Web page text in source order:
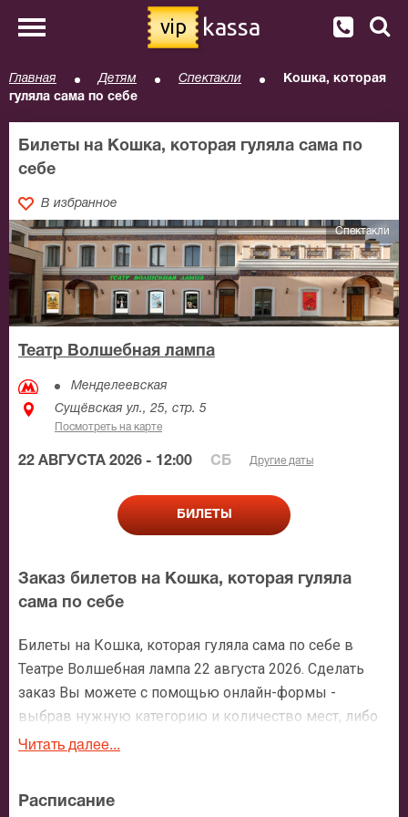
vip kassa
Главная Детям Спектакли
Кошка, которая
гуляла сама по себе
Билеты на Кошка, которая гуляла сама по
себе
В избранное
Спектакли
Театр Волшебная лампа
Менделеевская
Сущёвская ул., 25, стр. 5
Посмотреть на карте
22 АВГУСТА 2026 - 12:00 СБ Другие даты
БИЛЕТЫ
Заказ билетов на Кошка, которая гуляла
сама по себе
Билеты на Кошка, которая гуляла сама по себе в
Театре Волшебная лампа 22 августа 2026. Сделать
заказ Вы можете с помощью онлайн-формы -
выбрав нужную категорию и количество мест, либо
по нашему номеру телефона: +7 (495) 921-35-00.
расскажет о мероприятии, о расположении мест в
Читать далее...
Расписание